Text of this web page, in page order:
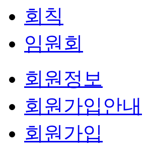
회칙
임원회
회원정보
회원가입안내
회원가입